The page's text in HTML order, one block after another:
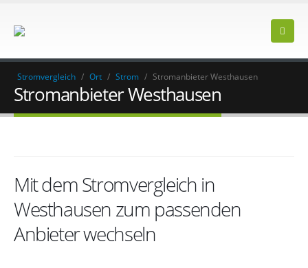
Stromvergleich / Ort / Strom / Stromanbieter Westhausen
Stromanbieter Westhausen
Mit dem Stromvergleich in
Westhausen zum passenden
Anbieter wechseln